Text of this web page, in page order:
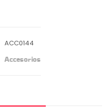
ACC0144
Accesorios